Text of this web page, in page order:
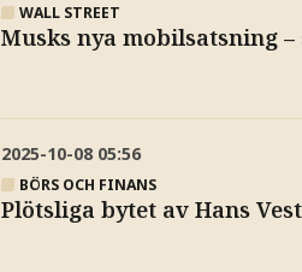
WALL STREET
Musks nya mobilsatsning
2025-10-08 05:56
BÖRS OCH FINANS
Plötsliga bytet av Hans